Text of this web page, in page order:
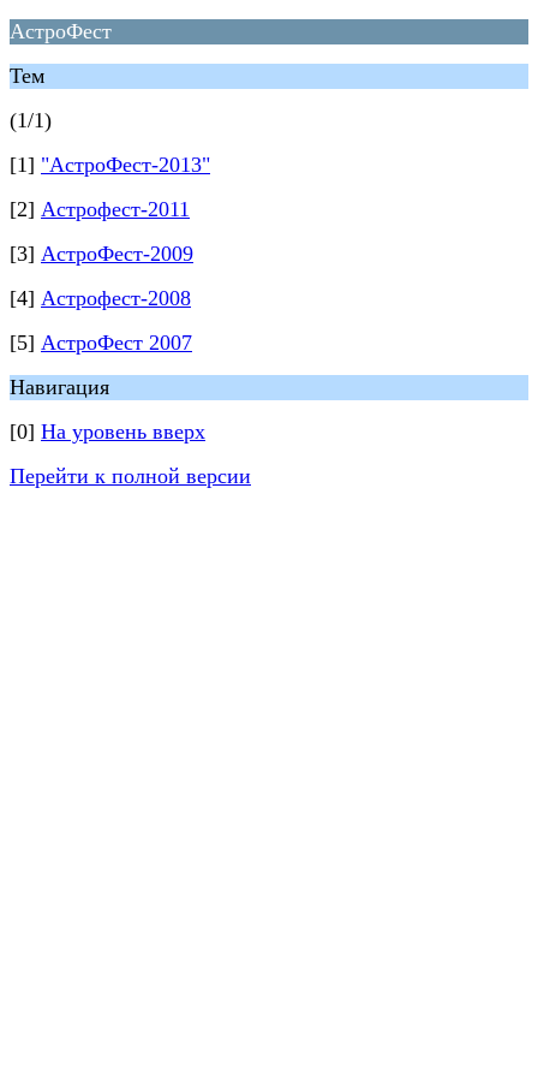
АстроФест
Тем
(1/1)
[1] "АстроФест-2013"
[2] Астрофест-2011
[3] АстроФест-2009
[4] Астрофест-2008
[5] АстроФест 2007
Навигация
[0] На уровень вверх
Перейти к полной версии